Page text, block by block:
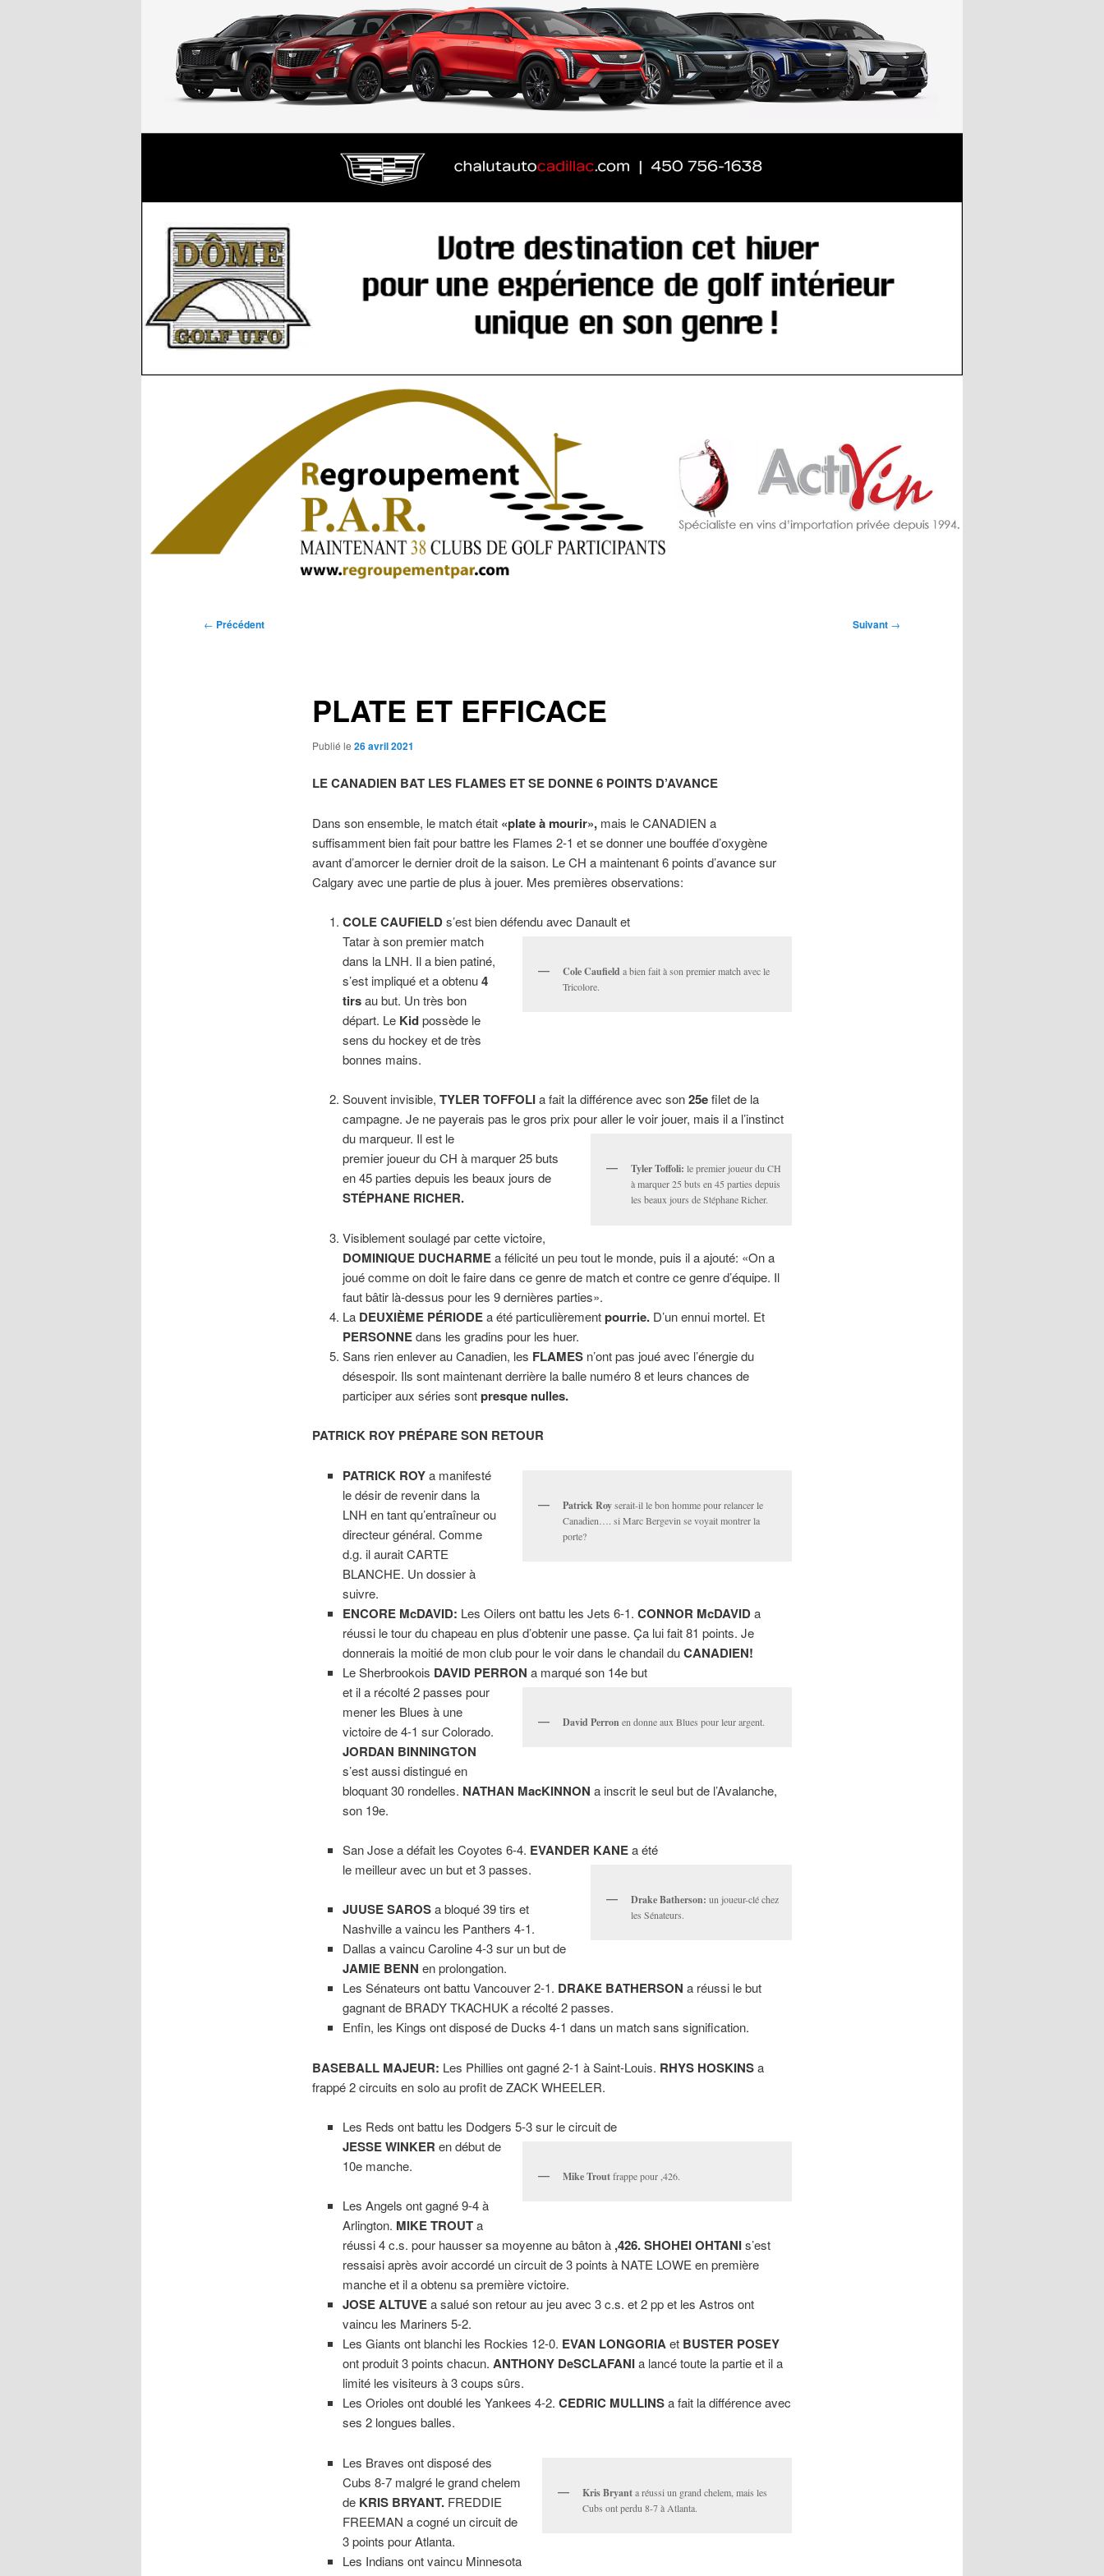
Navigation
← Précédent Suivant →
PLATE ET EFFICACE
Publié le 26 avril 2021
LE CANADIEN BAT LES FLAMES ET SE DONNE 6 POINTS D’AVANCE
Dans son ensemble, le match était «plate à mourir»,mais le CANADIEN a
suffisamment bien fait pour battre les Flames 2-1 et se donner une bouffée d’oxygène
avant d’amorcer le dernier droit de la saison. Le CH a maintenant 6 points d’avance sur
Calgary avec une partie de plus à jouer. Mes premières observations:
COLE CAUFIELDs’est bien défendu avec Danault et
Cole Caufield a bien fait à son premier match avec le
Tricolore.
Tatar à son premier match
dans la LNH. Il a bien patiné,
s’est impliqué et a obtenu4
tirsau but. Un très bon
départ. Le Kidpossède le
sens du hockey et de très
bonnes mains.
Souvent invisible,TYLER TOFFOLIa fait la différence avec son25efilet de la
campagne. Je ne payerais pas le gros prix pour aller le voir jouer, mais il a l’instinct
du marqueur. Il est le
Tyler Toffoli: le premier joueur du CH
à marquer 25 buts en 45 parties depuis
les beaux jours de Stéphane Richer.
premier joueur du CH à marquer 25 buts
en 45 parties depuis les beaux jours de
STÉPHANE RICHER.
Visiblement soulagé par cette victoire,
DOMINIQUE DUCHARMEa félicité un peu tout le monde, puis il a ajouté: «On a
joué comme on doit le faire dans ce genre de match et contre ce genre d’équipe. Il
faut bâtir là-dessus pour les 9 dernières parties».
La DEUXIÈME PÉRIODEa été particulièrementpourrie. D’un ennui mortel. Et
PERSONNEdans les gradins pour les huer.
Sans rien enlever au Canadien, les FLAMES n’ont pas joué avec l’énergie du
désespoir. Ils sont maintenant derrière la balle numéro 8 et leurs chances de
participer aux séries sontpresque nulles.
PATRICK ROY PRÉPARE SON RETOUR
Patrick Royserait-il le bon homme pour relancer le
Canadien…. si Marc Bergevin se voyait montrer la
porte?
PATRICK ROYa manifesté
le désir de revenir dans la
LNH en tant qu’entraîneur ou
directeur général. Comme
d.g. il aurait CARTE
BLANCHE. Un dossier à
suivre.
ENCORE McDAVID: Les Oilers ont battu les Jets 6-1.CONNOR McDAVIDa
réussi le tour du chapeau en plus d’obtenir une passe. Ça lui fait 81 points. Je
donnerais la moitié de mon club pour le voir dans le chandail duCANADIEN!
Le Sherbrookois DAVID PERRON a marqué son 14e but
David Perron en donne aux Blues pour leur argent.
et il a récolté 2 passes pour
mener les Blues à une
victoire de 4-1 sur Colorado.
JORDAN BINNINGTON
s’est aussi distingué en
bloquant 30 rondelles. NATHAN MacKINNON a inscrit le seul but de l’Avalanche,
son 19e.
San Jose a défait les Coyotes 6-4. EVANDER KANEa été
Drake Batherson: un joueur-clé chez
les Sénateurs.
le meilleur avec un but et 3 passes.
JUUSE SAROSa bloqué 39 tirs et
Nashville a vaincu les Panthers 4-1.
Dallas a vaincu Caroline 4-3 sur un but de
JAMIE BENN en prolongation.
Les Sénateurs ont battu Vancouver 2-1. DRAKE BATHERSON a réussi le but
gagnant de BRADY TKACHUK a récolté 2 passes.
Enfin, les Kings ont disposé de Ducks 4-1 dans un match sans signification.
BASEBALL MAJEUR: Les Phillies ont gagné 2-1 à Saint-Louis. RHYS HOSKINSa
frappé 2 circuits en solo au profit de ZACK WHEELER.
Les Reds ont battu les Dodgers 5-3 sur le circuit de
Mike Troutfrappe pour ,426.
JESSE WINKER en début de
10e manche.
Les Angels ont gagné 9-4 à
Arlington. MIKE TROUTa
réussi 4 c.s. pour hausser sa moyenne au bâton à ,426. SHOHEI OHTANIs’est
ressaisi après avoir accordé un circuit de 3 points à NATE LOWE en première
manche et il a obtenu sa première victoire.
JOSE ALTUVEa salué son retour au jeu avec 3 c.s. et 2 pp et les Astros ont
vaincu les Mariners 5-2.
Les Giants ont blanchi les Rockies 12-0. EVAN LONGORIAet BUSTER POSEY
ont produit 3 points chacun.ANTHONY DeSCLAFANIa lancé toute la partie et il a
limité les visiteurs à 3 coups sûrs.
Les Orioles ont doublé les Yankees 4-2.CEDRIC MULLINSa fait la différence avec
ses 2 longues balles.
Kris Bryanta réussi un grand chelem, mais les
Cubs ont perdu 8-7 à Atlanta.
Les Braves ont disposé des
Cubs 8-7 malgré le grand chelem
de KRIS BRYANT. FREDDIE
FREEMAN a cogné un circuit de
3 points pour Atlanta.
Les Indians ont vaincu Minnesota